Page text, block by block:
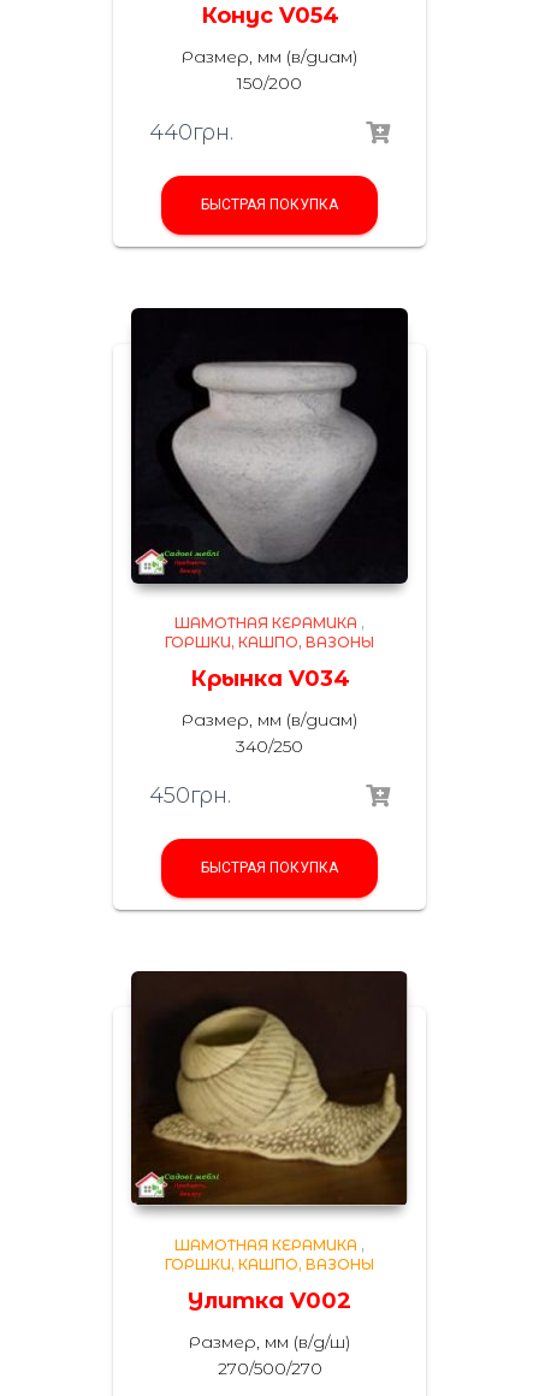
Конус V054
Размер, мм (в/диам)
150/200
440грн.
БЫСТРАЯ ПОКУПКА
ШАМОТНАЯ КЕРАМИКА ,
ГОРШКИ, КАШПО, ВАЗОНЫ
Крынка V034
Размер, мм (в/диам)
340/250
450грн.
БЫСТРАЯ ПОКУПКА
ШАМОТНАЯ КЕРАМИКА ,
ГОРШКИ, КАШПО, ВАЗОНЫ
Улитка V002
Размер, мм (в/д/ш)
270/500/270